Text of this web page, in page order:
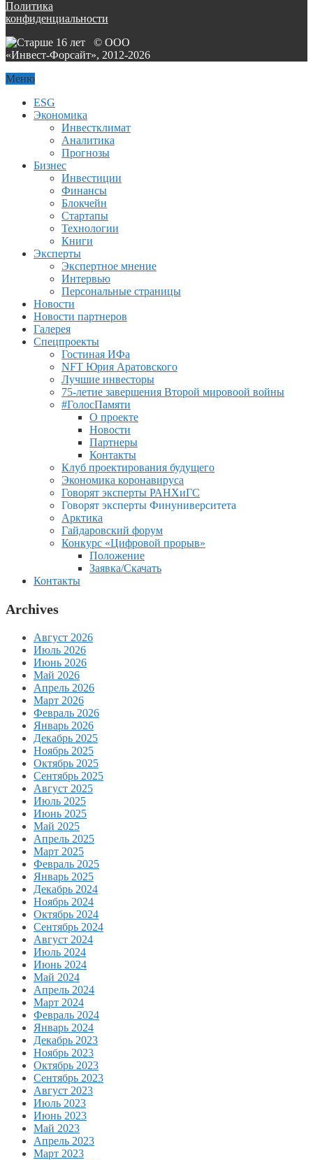
Политика
конфиденциальности
© ООО
«Инвест-Форсайт», 2012-2026
Меню
ESG
Экономика
Инвестклимат
Аналитика
Прогнозы
Бизнес
Инвестиции
Финансы
Блокчейн
Стартапы
Технологии
Книги
Эксперты
Экспертное мнение
Интервью
Персональные страницы
Новости
Новости партнеров
Галерея
Спецпроекты
Гостиная ИФа
NFT Юрия Аратовского
Лучшие инвесторы
75-летие завершения Второй мировоой войны
#ГолосПамяти
О проекте
Новости
Партнеры
Контакты
Клуб проектирования будущего
Экономика коронавируса
Говорят эксперты РАНХиГС
Говорят эксперты Финуниверситета
Арктика
Гайдаровский форум
Конкурс «Цифровой прорыв»
Положение
Заявка/Скачать
Контакты
Archives
Август 2026
Июль 2026
Июнь 2026
Май 2026
Апрель 2026
Март 2026
Февраль 2026
Январь 2026
Декабрь 2025
Ноябрь 2025
Октябрь 2025
Сентябрь 2025
Август 2025
Июль 2025
Июнь 2025
Май 2025
Апрель 2025
Март 2025
Февраль 2025
Январь 2025
Декабрь 2024
Ноябрь 2024
Октябрь 2024
Сентябрь 2024
Август 2024
Июль 2024
Июнь 2024
Май 2024
Апрель 2024
Март 2024
Февраль 2024
Январь 2024
Декабрь 2023
Ноябрь 2023
Октябрь 2023
Сентябрь 2023
Август 2023
Июль 2023
Июнь 2023
Май 2023
Апрель 2023
Март 2023